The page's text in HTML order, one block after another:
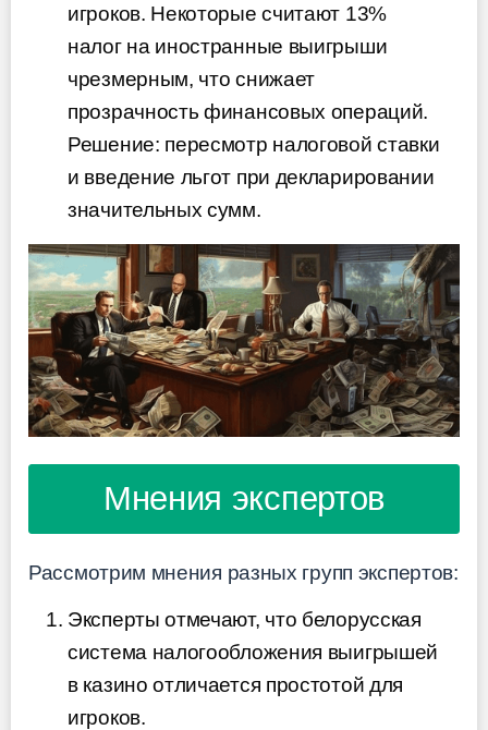
игроков. Некоторые считают 13%
налог на иностранные выигрыши
чрезмерным, что снижает
прозрачность финансовых операций.
Решение: пересмотр налоговой ставки
и введение льгот при декларировании
значительных сумм.
Мнения экспертов
Рассмотрим мнения разных групп экспертов:
Эксперты отмечают, что белорусская
система налогообложения выигрышей
в казино отличается простотой для
игроков.